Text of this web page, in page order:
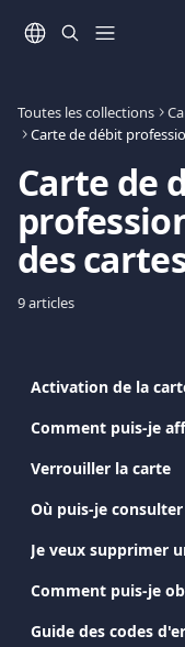
Toutes les collections
Carte de
des
9 articles
Activation de la
Verrouiller la carte
Où puis-je
Je veux supprimer